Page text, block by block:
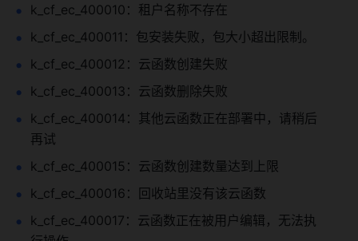
k_cf_ec_400010：租户名称不存在
k_cf_ec_400011：包安装失败，包大小超出限制。
k_cf_ec_400012：云函数创建失败
k_cf_ec_400013：云函数删除失败
k_cf_ec_400014：其他云函数正在部署中，请稍后
再试
k_cf_ec_400015：云函数创建数量达到上限
k_cf_ec_400016：回收站里没有该云函数
k_cf_ec_400017：云函数正在被用户编辑，无法执